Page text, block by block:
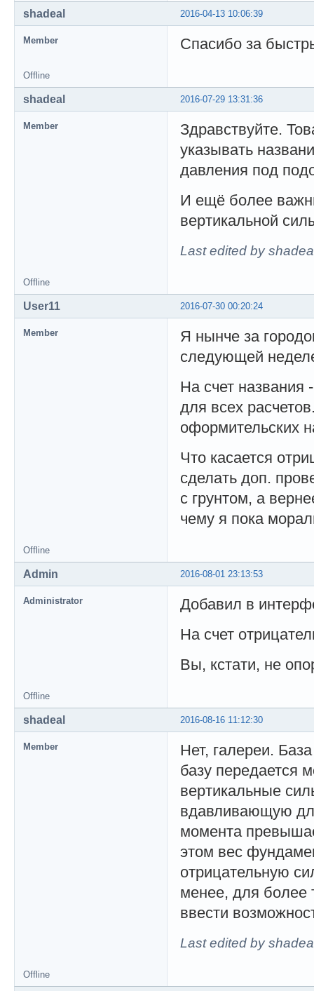
2016-04-13 10:06:39
shadeal
Member Спасибо за
Offline
2016-07-29 13:31:36
shadeal
Member
Здравствуйте.
указывать
давления под
И ещё более
вертикальной
Last edited by
Offline
2016-07-30 00:20:24
User11
Member
Я нынче за
следующей
На счет названия
для всех
оформительских
Что касается
сделать доп.
с грунтом, а
чему я пока
Offline
2016-08-01 23:13:53
Admin
Administrator
Добавил в
На счет
Вы, кстати, не
Offline
2016-08-16 11:12:30
shadeal
Member
Нет, галереи.
базу передается
вертикальные
вдавливающую
момента
этом вес
отрицательную
менее, для более
ввести
Last edited by
Offline